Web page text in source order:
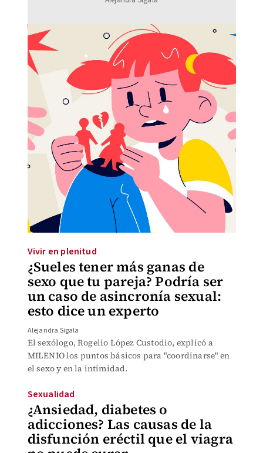
¿Sueles tener más ganas de
sexo que tu pareja? Podría ser
un caso de asincronía sexual:
esto dice un experto
Vivir en plenitud
Alejandra Sigala
El sexólogo, Rogelio López Custodio, explicó a
MILENIO los puntos básicos para "coordinarse" en
el sexo y en la intimidad.
¿Ansiedad, diabetes o
adicciones? Las causas de la
disfunción eréctil que el viagra
Sexualidad